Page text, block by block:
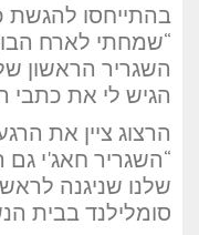
בהתייחסו
“שמחתי לארח
השגריר הראשון
הגיש לי את כתבי
הרצוג ציין את
“השגריר חאג'י
שלנו שניגנה
סומלילנד בבית